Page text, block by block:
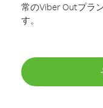
常のViber Outプラ
す。